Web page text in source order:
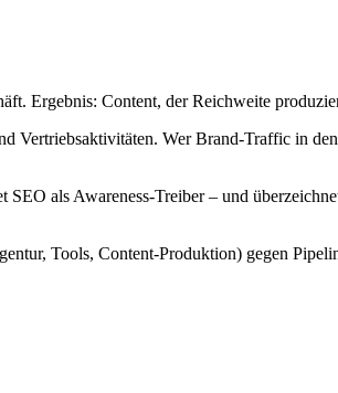
Ergebnis: Content, der Reichweite
Vertriebsaktivitäten. Wer Brand-Traffic in
als Awareness-Treiber – und
Tools, Content-Produktion) gegen